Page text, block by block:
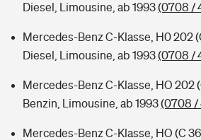
Diesel, Limousine, ab 1993(0708 /
Mercedes-Benz C-Klasse, H0 202
Diesel, Limousine, ab 1993(0708 /
Mercedes-Benz C-Klasse, HO 202
Benzin, Limousine, ab 1993(0708 /
Mercedes-Benz C-Klasse, HO (C